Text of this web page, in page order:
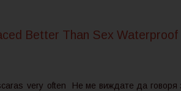
Better Than Sex
very often
Не ме виждате да говоря